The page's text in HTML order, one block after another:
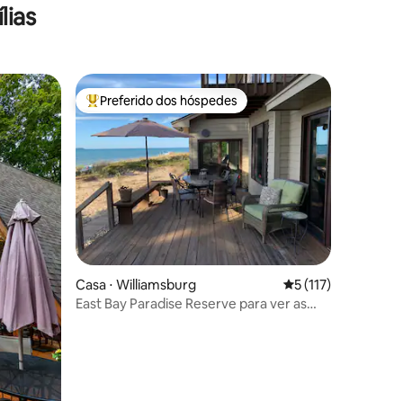
hóspedes Entre os melhores preferidos dos hóspedes
Preferido dos hóspedes
Casa ⋅ Williamsburg 5 de uma avaliação
5 (117)
East Bay Paradise Reserve para ver as